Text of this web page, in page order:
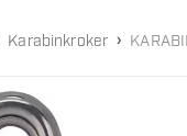
Karabinkroker ›